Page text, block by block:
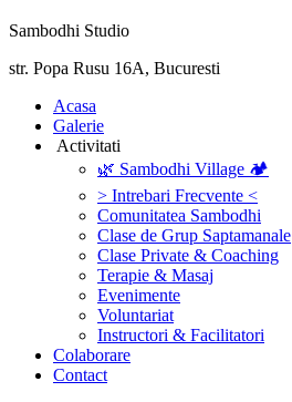
Sambodhi Studio
str. Popa Rusu 16A, Bucuresti
‎Acasa
Galerie
‎ ‎Activitati‎
🌿 Sambodhi Village 🏕️
> Intrebari Frecvente <
Comunitatea Sambodhi
Clase de Grup Saptamanale
Clase Private & Coaching
Terapie & Masaj
‎Evenimente
Voluntariat
‏‏‎Instructori & Facilitatori
Colaborare
Contact